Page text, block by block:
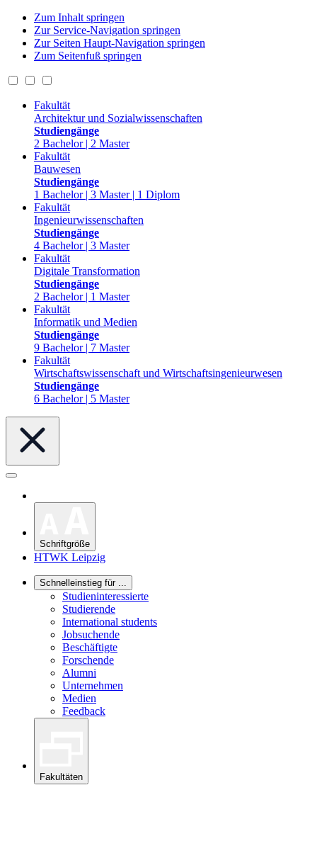
Zum Inhalt springen
Zur Service-Navigation springen
Zur Seiten Haupt-Navigation springen
Zum Seitenfuß springen
Fakultät
Architektur und Sozialwissenschaften
Studiengänge
2 Bachelor | 2 Master
Fakultät
Bauwesen
Studiengänge
1 Bachelor | 3 Master | 1 Diplom
Fakultät
Ingenieurwissenschaften
Studiengänge
4 Bachelor | 3 Master
Fakultät
Digitale Transformation
Studiengänge
2 Bachelor | 1 Master
Fakultät
Informatik und Medien
Studiengänge
9 Bachelor | 7 Master
Fakultät
Wirtschaftswissenschaft und Wirtschaftsingenieurwesen
Studiengänge
6 Bachelor | 5 Master
Schriftgröße
HTWK Leipzig
Schnelleinstieg für ...
Studieninteressierte
Studierende
International students
Jobsuchende
Beschäftigte
Forschende
Alumni
Unternehmen
Medien
Feedback
Fakultäten